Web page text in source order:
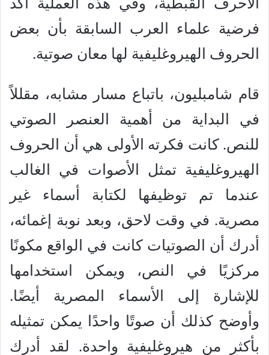
الأحرف القبطية، وفي هذه العملية أكد
فرضية علماء العرب السابقة بأن بعض
الحروف الهيروغليفية لها معان صوتية.
قام شامبليون، باتباع مسار مشابه، مقللاً
في البداية من أهمية العنصر الصوتي
للنص. كانت فكرته الأولى هي أن الحروف
الهيروغليفية تمثل الأصوات في الغالب
عندما تم توظيفها لكتابة أسماء غير
مصرية. في وقت لاحق، وبعد نوبة إغمائه،
أدرك أن الصوتيات كانت في الواقع مكونًا
مركزيًا في النص، ويمكن استخدامها
للإشارة إلى الأسماء المصرية أيضًا.
وأوضح كذلك أن صوتًا واحدًا يمكن تمثيله
بأكثر من هيروغليفية واحدة. لقد أدرك